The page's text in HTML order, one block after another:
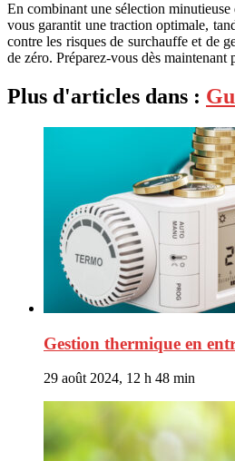
En combinant une sélection
vous garantit une traction optimale,
contre les risques de surchauffe et de
de zéro. Préparez-vous dès maintenant
Plus d'articles dans :
Gestion thermique en
29 août 2024, 12 h 48 min